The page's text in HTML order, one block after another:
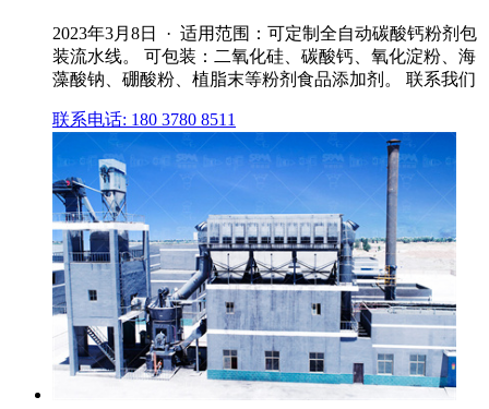
2023年3月8日 · 适用范围：可定制全自动碳酸钙粉剂包
装流水线。 可包装：二氧化硅、碳酸钙、氧化淀粉、海
藻酸钠、硼酸粉、植脂末等粉剂食品添加剂。 联系我们
联系电话: 180 3780 8511